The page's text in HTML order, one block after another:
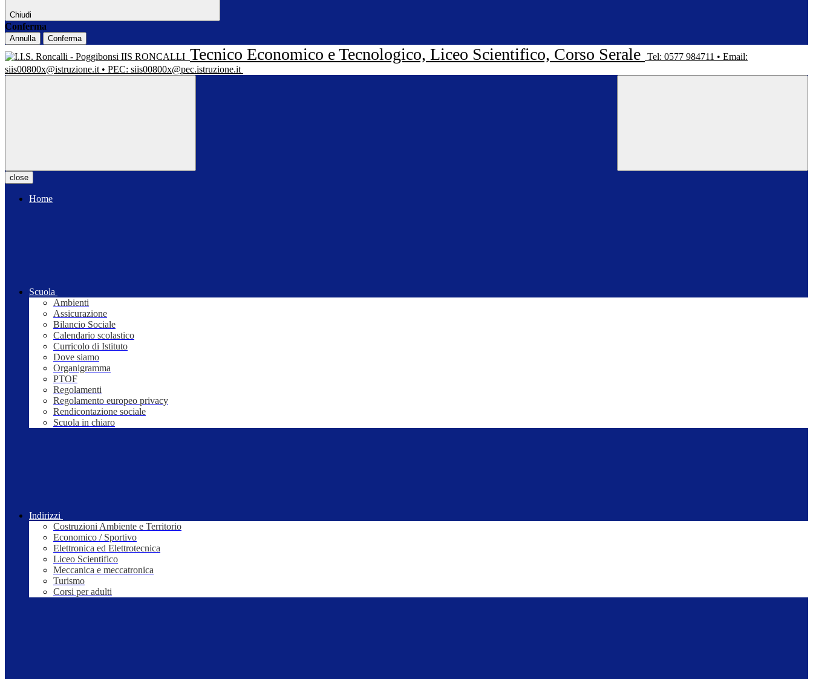
Chiudi
Conferma
Annulla Conferma
IIS RONCALLI Tecnico Economico e Tecnologico, Liceo Scientifico, Corso Serale
Tel: 0577 984711 • Email:
siis00800x@istruzione.it • PEC: siis00800x@pec.istruzione.it
close
Home
Scuola
Ambienti
Assicurazione
Bilancio Sociale
Calendario scolastico
Curricolo di Istituto
Dove siamo
Organigramma
PTOF
Regolamenti
Regolamento europeo privacy
Rendicontazione sociale
Scuola in chiaro
Indirizzi
Costruzioni Ambiente e Territorio
Economico / Sportivo
Elettronica ed Elettrotecnica
Liceo Scientifico
Meccanica e meccatronica
Turismo
Corsi per adulti